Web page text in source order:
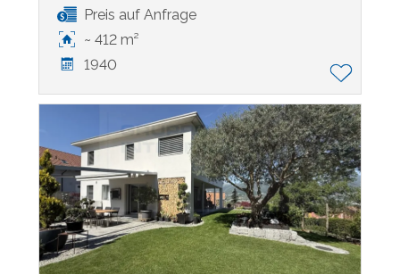
Preis auf Anfrage
~ 412 m²
1940